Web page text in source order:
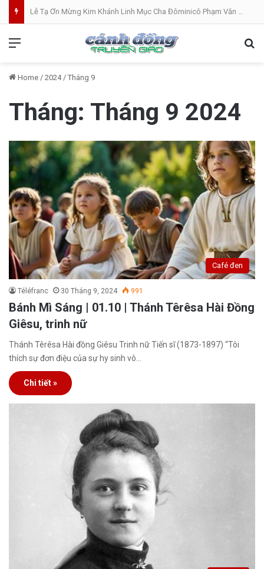
Lễ Tạ Ơn Mừng Kim Khánh Linh Mục Cha Đôminicô Phạm Văn Khâm tại Nhà Thờ Bắc Hòa Giáo Phận Mỹ Tho . 07.08.2026
Home / 2024 / Tháng 9
Tháng: Tháng 9 2024
Café đen
Téléfranc 30 Tháng 9, 2024 991
Bánh Mì Sáng | 01.10 | Thánh Têrêsa Hài Đồng
Giêsu, trinh nữ
Thánh Têrêsa Hài đồng Giêsu Trinh nữ Tiến sĩ (1873-1897) “Tôi
thích sự đơn điệu của sự hy sinh vô…
Chi tiết »